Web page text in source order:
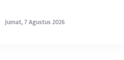
Jumat, 7 Agustus 2026